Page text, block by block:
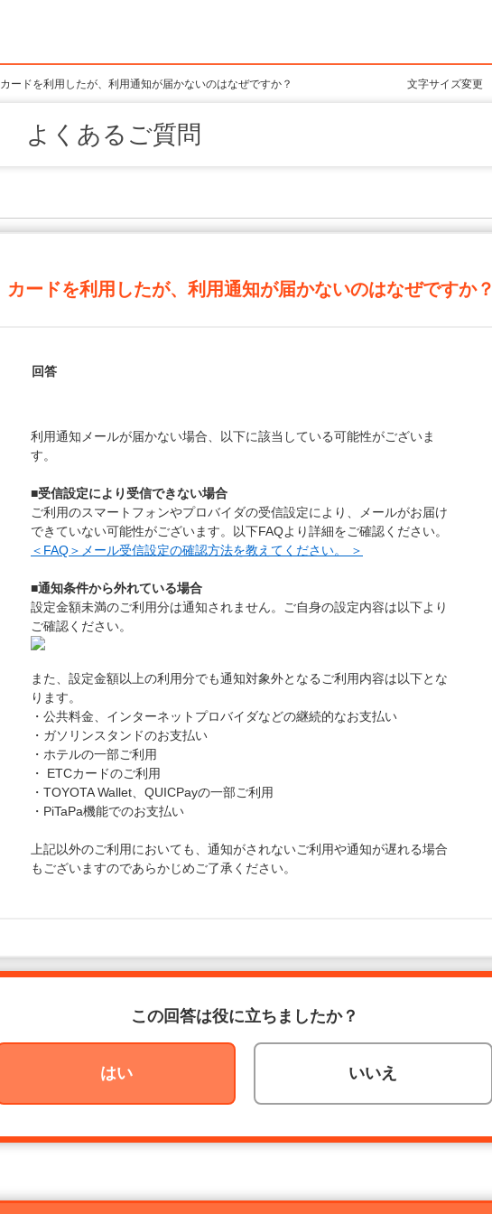
文字サイズ変更
カードを利用したが、利用通知が届かないのはなぜですか？
よくあるご質問
カードを利用したが、利用通知が届かないのはなぜですか？
回答
利用通知メールが届かない場合、以下に該当している可能性がございま
す。
■受信設定により受信できない場合
ご利用のスマートフォンやプロバイダの受信設定により、メールがお届け
できていない可能性がございます。以下FAQより詳細をご確認ください。
＜FAQ＞メール受信設定の確認方法を教えてください。 ＞
■通知条件から外れている場合
設定金額未満のご利用分は通知されません。ご自身の設定内容は以下より
ご確認ください。
また、設定金額以上の利用分でも通知対象外となるご利用内容は以下とな
ります。
・公共料金、インターネットプロバイダなどの継続的なお支払い
・ガソリンスタンドのお支払い
・ホテルの一部ご利用
・ ETCカードのご利用
・TOYOTA Wallet、QUICPayの一部ご利用
・PiTaPa機能でのお支払い
上記以外のご利用においても、通知がされないご利用や通知が遅れる場合
もございますのであらかじめご了承ください。
この回答は役に立ちましたか？
はい いいえ